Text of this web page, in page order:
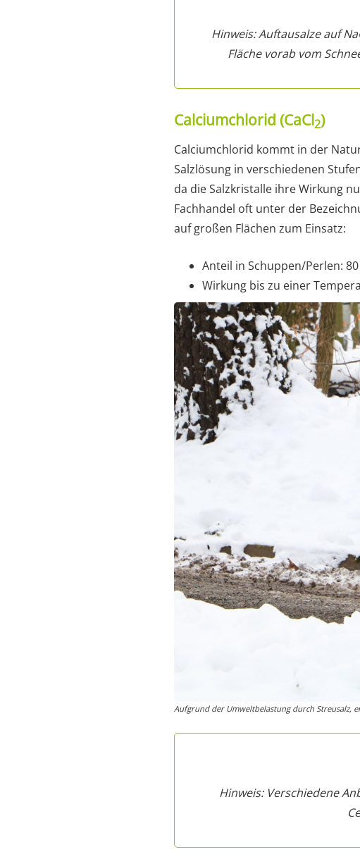
Hinweis: Auftausalze auf
Fläche vorab vom
Calciumchlorid (CaCl2)
Calciumchlorid kommt in der
Salzlösung in verschiedenen
da die Salzkristalle ihre Wirkung
Fachhandel oft unter der
auf großen Flächen zum Einsatz:
Anteil in Schuppen/Perlen:
Wirkung bis zu einer
Aufgrund der Umweltbelastung durch Streusalz,
Hinweis: Verschiedene